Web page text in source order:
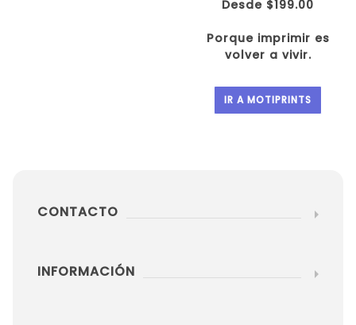
Desde $199.00
Porque imprimir es
volver a vivir.
IR A MOTIPRINTS
CONTACTO
INFORMACIÓN